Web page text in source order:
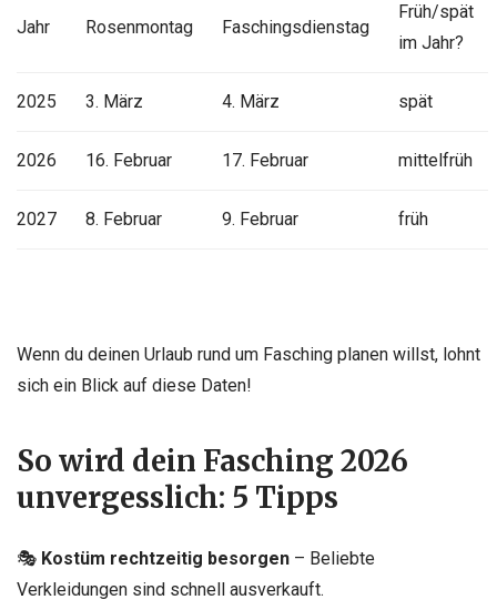
Jahr Rosenmontag Faschingsdienstag
Früh/spät
im Jahr?
2025 3. März 4. März spät
2026 16. Februar 17. Februar mittelfrüh
2027 8. Februar 9. Februar früh
Wenn du deinen Urlaub rund um Fasching planen willst, lohnt
sich ein Blick auf diese Daten!
So wird dein Fasching 2026
unvergesslich: 5 Tipps
🎭 Kostüm rechtzeitig besorgen – Beliebte
Verkleidungen sind schnell ausverkauft.